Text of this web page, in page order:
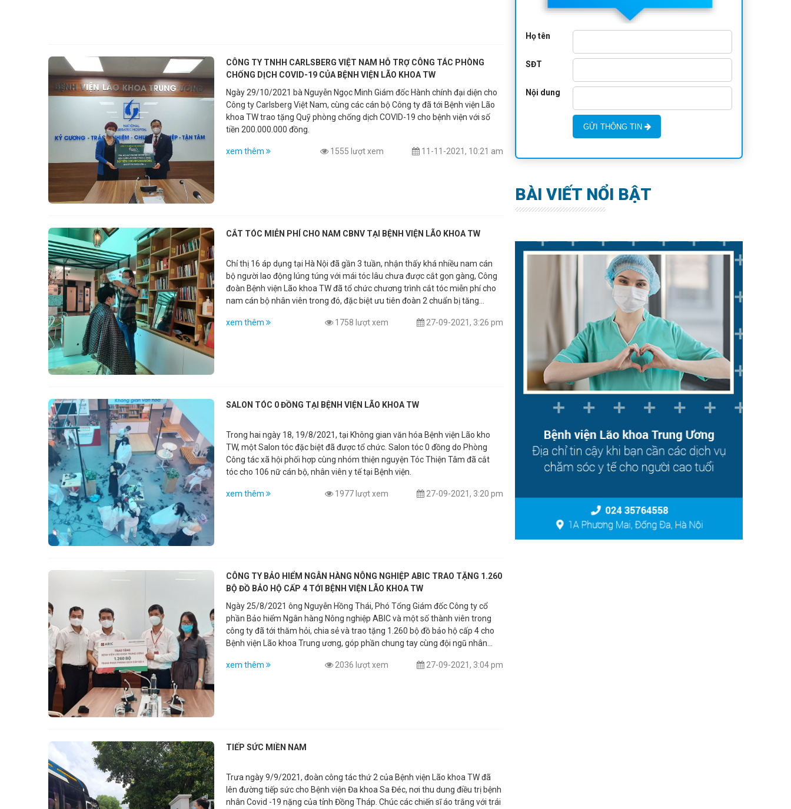
CÔNG TY TNHH CARLSBERG VIỆT NAM HỖ TRỢ CÔNG TÁC PHÒNG
CHỐNG DỊCH COVID-19 CỦA BỆNH VIỆN LÃO KHOA TW
Ngày 29/10/2021 bà Nguyễn Ngọc Minh Giám đốc Hành chính đại diện cho
Công ty Carlsberg Việt Nam, cùng các cán bộ Công ty đã tới Bệnh viện Lão
khoa TW trao tặng Quỹ phòng chống dịch COVID-19 cho bệnh viện với số
tiền 200.000.000 đồng.
11-11-2021, 10:21 am
1555 lượt xem
xem thêm
CẮT TÓC MIỄN PHÍ CHO NAM CBNV TẠI BỆNH VIỆN LÃO KHOA TW
Chỉ thị 16 áp dụng tại Hà Nội đã gần 3 tuần, nhận thấy khá nhiều nam cán
bộ người lao động lúng túng với mái tóc lâu chưa được cắt gọn gàng, Công
đoàn Bệnh viện Lão khoa TW đã tổ chức chương trình cắt tóc miễn phí cho
nam cán bộ nhân viên trong đó, đặc biệt ưu tiên đoàn 2 chuẩn bị tăng
27-09-2021, 3:26 pm
1758 lượt xem
xem thêm
SALON TÓC 0 ĐỒNG TẠI BỆNH VIỆN LÃO KHOA TW
Trong hai ngày 18, 19/8/2021, tại Không gian văn hóa Bệnh viện Lão kho
TW, một Salon tóc đặc biệt đã được tổ chức. Salon tóc 0 đồng do Phòng
Công tác xã hội phối hợp cùng nhóm thiện nguyện Tóc Thiện Tâm đã cắt
tóc cho 106 nữ cán bộ, nhân viên y tế tại Bệnh viện.
27-09-2021, 3:20 pm
1977 lượt xem
xem thêm
CÔNG TY BẢO HIỂM NGÂN HÀNG NÔNG NGHIỆP ABIC TRAO TẶNG 1.260
BỘ ĐỒ BẢO HỘ CẤP 4 TỚI BỆNH VIỆN LÃO KHOA TW
Ngày 25/8/2021 ông Nguyễn Hồng Thái, Phó Tổng Giám đốc Công ty cổ
phần Bảo hiểm Ngân hàng Nông nghiệp ABIC và một số thành viên trong
công ty đã tới thăm hỏi, chia sẻ và trao tặng 1.260 bộ đồ bảo hộ cấp 4 cho
Bệnh viện Lão khoa Trung ương, góp phần chung tay cùng đội ngũ nhân
lần này, Công ty cổ phẩn Bảo hiểm Ngân hàng Nông nghiệp ABIC mong
27-09-2021, 3:04 pm
2036 lượt xem
xem thêm
TIẾP SỨC MIỀN NAM
Trưa ngày 9/9/2021, đoàn công tác thứ 2 của Bệnh viện Lão khoa TW đã
lên đường tiếp sức cho Bệnh viện Đa khoa Sa Đéc, nơi thu dung điều trị bệnh
nhân Covid -19 nặng của tỉnh Đồng Tháp. Chúc các chiến sĩ áo trắng với trái
Họ tên
SĐT
Nội dung
GỬI THÔNG TIN
BÀI VIẾT NỔI BẬT